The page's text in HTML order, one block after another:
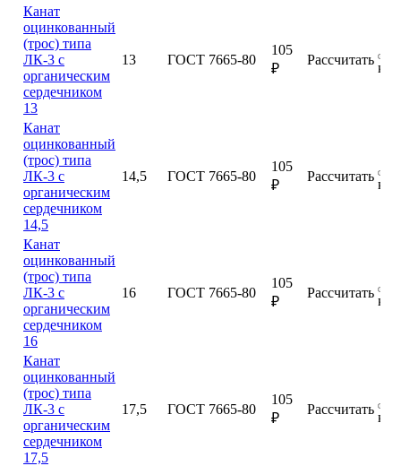
Канат
оцинкованный
(трос) типа
ЛК-3 с
органическим
сердечником
13
13 ГОСТ 7665-80
105
₽
Рассчитать
Канат
оцинкованный
(трос) типа
ЛК-3 с
органическим
сердечником
14,5
14,5 ГОСТ 7665-80
105
₽
Рассчитать
Канат
оцинкованный
(трос) типа
ЛК-3 с
органическим
сердечником
16
16 ГОСТ 7665-80
105
₽
Рассчитать
Канат
оцинкованный
(трос) типа
ЛК-3 с
органическим
сердечником
17,5
17,5 ГОСТ 7665-80
105
₽
Рассчитать